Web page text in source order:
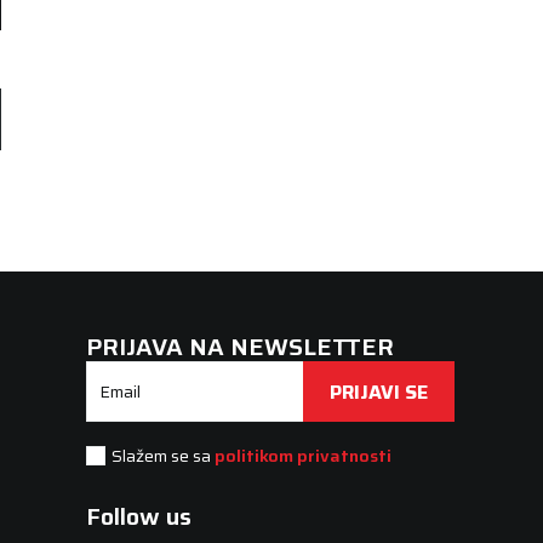
PRIJAVA NA NEWSLETTER
Email PRIJAVI SE
Slažem se sa politikom privatnosti
Follow us